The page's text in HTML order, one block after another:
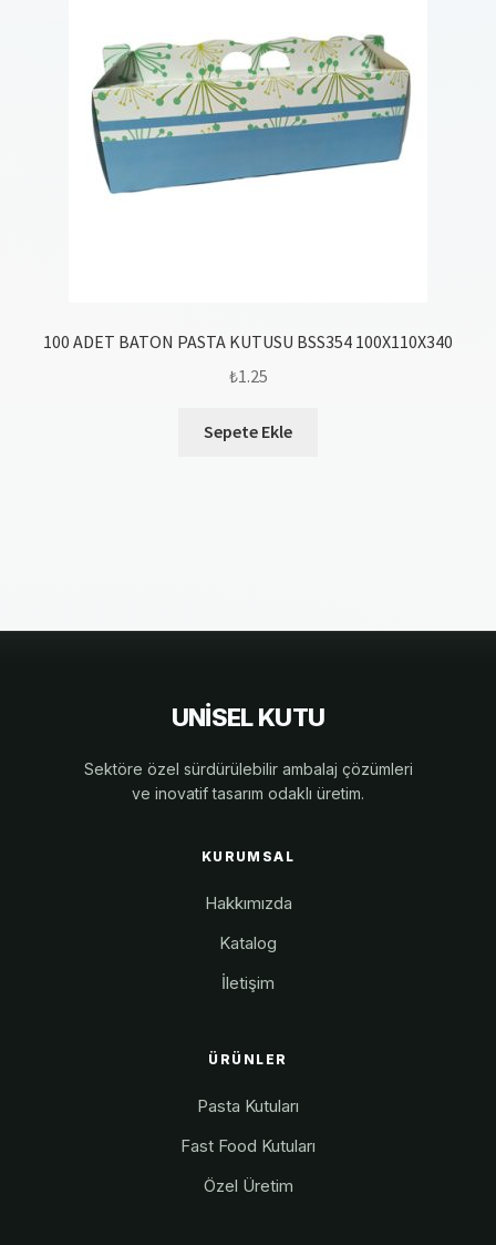
100 ADET BATON PASTA KUTUSU BSS354 100X110X340
₺1.25
Sepete Ekle
UNİSEL KUTU
Sektöre özel sürdürülebilir ambalaj çözümleri
ve inovatif tasarım odaklı üretim.
KURUMSAL
Hakkımızda
Katalog
İletişim
ÜRÜNLER
Pasta Kutuları
Fast Food Kutuları
Özel Üretim